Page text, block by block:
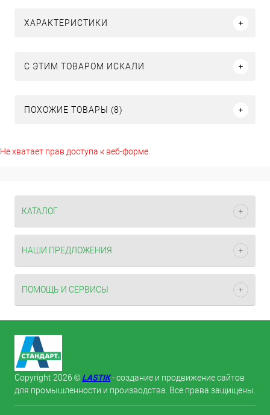
ХАРАКТЕРИСТИКИ
C ЭТИМ ТОВАРОМ ИСКАЛИ
ПОХОЖИЕ ТОВАРЫ (8)
Не хватает прав доступа к веб-форме.
КАТАЛОГ
НАШИ ПРЕДЛОЖЕНИЯ
ПОМОЩЬ И СЕРВИСЫ
Copyright 2026 © LASTIK- создание и продвижение сайтов
для промышленности и производства. Все права защищены.